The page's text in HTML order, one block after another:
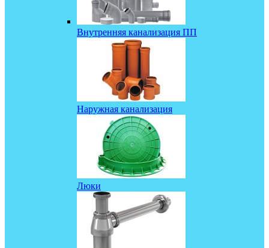
Внутренняя канализация ПП
Наружная канализация
Люки